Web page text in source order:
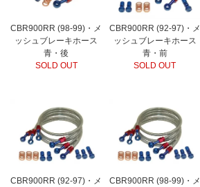
CBR900RR (98-99)・メ
ッシュブレーキホース
青・後
SOLD OUT
CBR900RR (92-97)・メ
ッシュブレーキホース
青・前
SOLD OUT
CBR900RR (92-97)・メ
CBR900RR (98-99)・メ